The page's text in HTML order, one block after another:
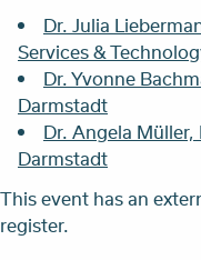
Dr. Julia
Services &
Dr. Yvonne
Darmstadt
Dr. Angela
Darmstadt
This event has an
register.